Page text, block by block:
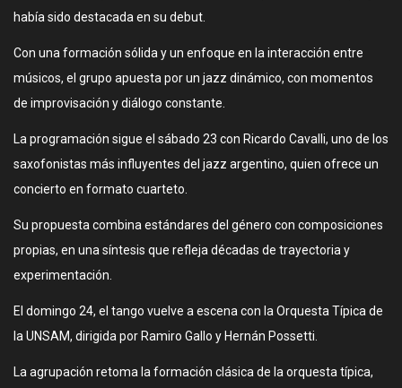
había sido destacada en su debut.
Con una formación sólida y un enfoque en la interacción entre
músicos, el grupo apuesta por un jazz dinámico, con momentos
de improvisación y diálogo constante.
La programación sigue el sábado 23 con Ricardo Cavalli, uno de los
saxofonistas más influyentes del jazz argentino, quien ofrece un
concierto en formato cuarteto.
Su propuesta combina estándares del género con composiciones
propias, en una síntesis que refleja décadas de trayectoria y
experimentación.
El domingo 24, el tango vuelve a escena con la Orquesta Típica de
la UNSAM, dirigida por Ramiro Gallo y Hernán Possetti.
La agrupación retoma la formación clásica de la orquesta típica,